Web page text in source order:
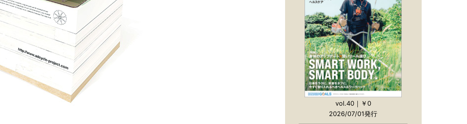
vol.40｜￥0
2026/07/01発行